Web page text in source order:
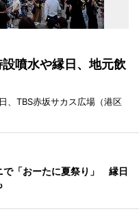
噴水や縁日、地元飲
、TBS赤坂サカス広場（港区
で「おーたに夏祭り」 縁日